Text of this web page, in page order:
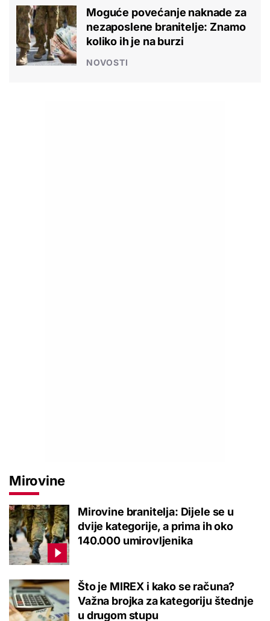
Moguće povećanje naknade za
nezaposlene branitelje: Znamo
koliko ih je na burzi
NOVOSTI
Mirovine
Mirovine branitelja: Dijele se u
dvije kategorije, a prima ih oko
140.000 umirovljenika
Što je MIREX i kako se računa?
Važna brojka za kategoriju štednje
u drugom stupu